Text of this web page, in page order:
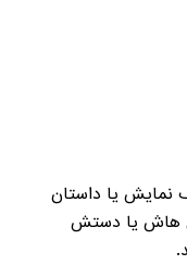
نمایش یا داستان
هاش یا دستش